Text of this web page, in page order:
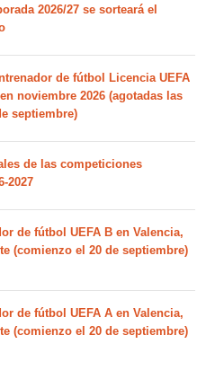
2026/27 se sorteará el
de fútbol Licencia UEFA
noviembre 2026 (agotadas las
septiembre)
de las competiciones
2027
de fútbol UEFA B en Valencia,
(comienzo el 20 de septiembre)
de fútbol UEFA A en Valencia,
(comienzo el 20 de septiembre)